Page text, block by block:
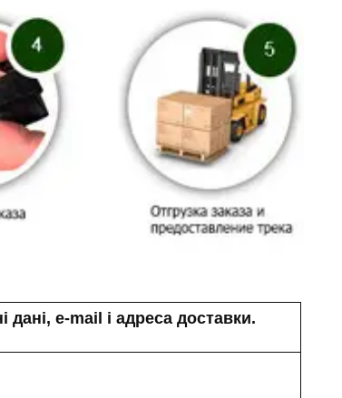
e-mail і адреса доставки.